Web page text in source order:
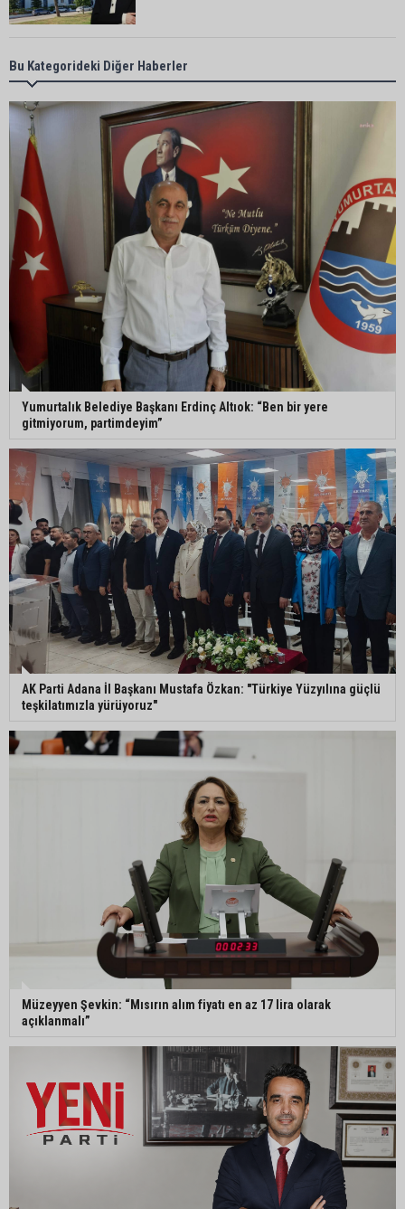
Göçükte hayatını kaybeden işçinin cenazesi
ailesine teslim edildi
Yumurtalık Belediye Başkanı Erdinç Altıok: “Ben
bir yere gitmiyorum, partimdeyim”
ASKİ’den mikroplastik iddialarına açıklama:
“Tesis kirliliğin kaynağı değil”
Feke’de mahalle çalışmaları sahada
değerlendirildi
AK Parti Adana İl Başkanı Mustafa Özkan:
Kozan’da Yaz Konserleri Akdam’da şenliğe
dönüştü
Bu Kategorideki Diğer Haberler
Yumurtalık Belediye Başkanı Erdinç Altıok: “Ben bir yere
gitmiyorum, partimdeyim”
AK Parti Adana İl Başkanı Mustafa Özkan: "Türkiye Yüzyılına güçlü
teşkilatımızla yürüyoruz"
Müzeyyen Şevkin: “Mısırın alım fiyatı en az 17 lira olarak
açıklanmalı”